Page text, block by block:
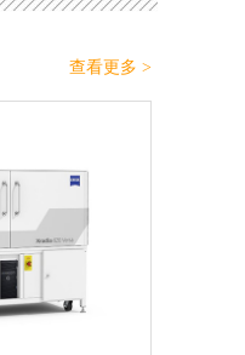
查看更多 >